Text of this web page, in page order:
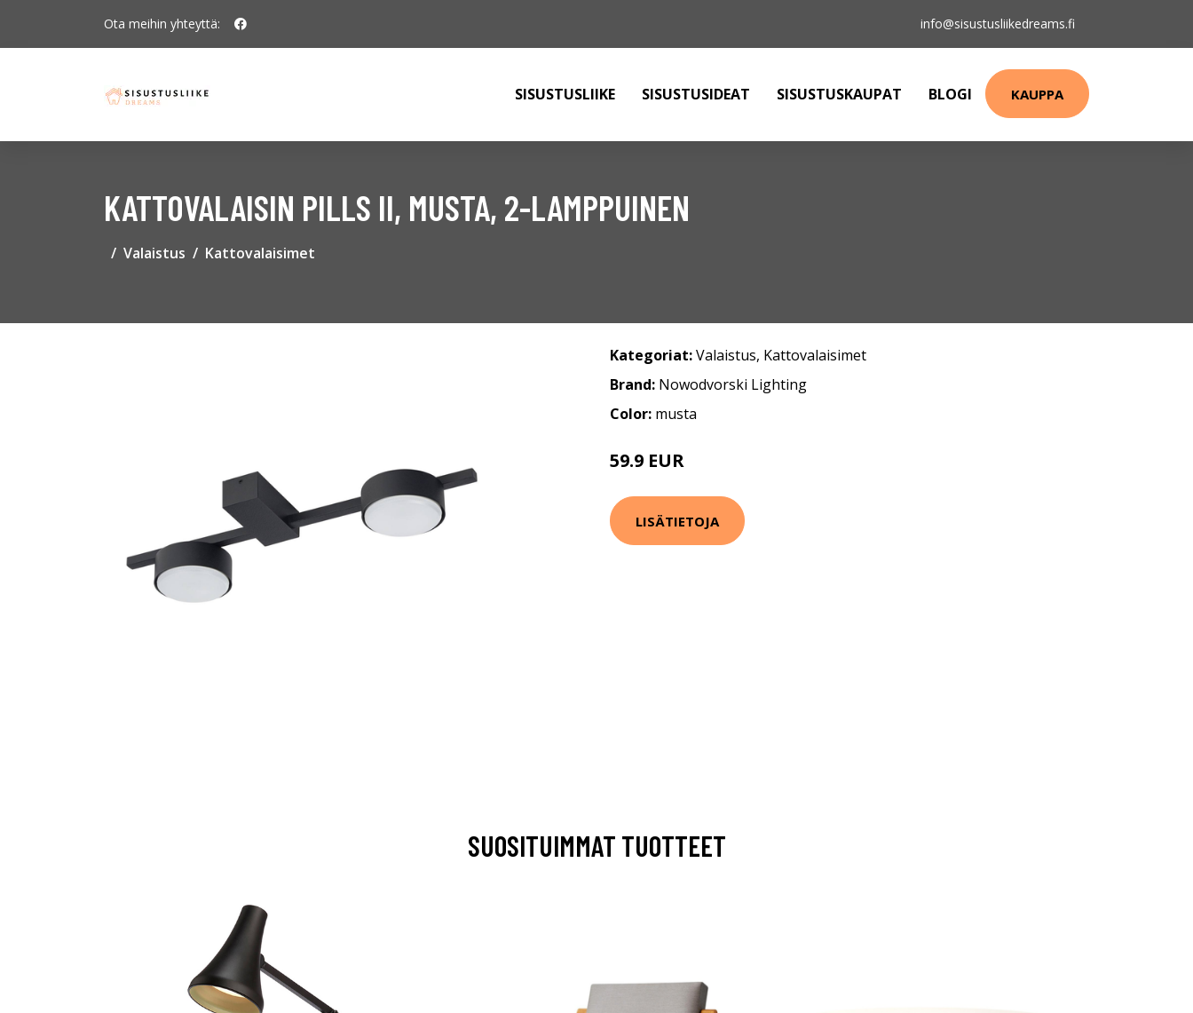
Ota meihin yhteyttä: info@sisustusliikedreams.fi
SISUSTUSLIIKE SISUSTUSIDEAT SISUSTUSKAUPAT BLOGI KAUPPA
KATTOVALAISIN PILLS II, MUSTA, 2-LAMPPUINEN
Valaistus Kattovalaisimet
Kategoriat:Valaistus, Kattovalaisimet
Brand: Nowodvorski Lighting
Color: musta
59.9 EUR
LISÄTIETOJA
SUOSITUIMMAT TUOTTEET